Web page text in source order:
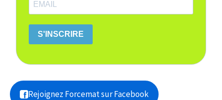
S'INSCRIRE
Rejoignez Forcemat sur Facebook